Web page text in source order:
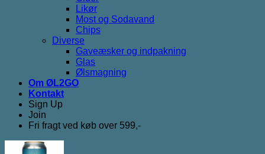
Likør
Most og Sodavand
Chips
Diverse
Gaveæsker og indpakning
Glas
Ølsmagning
Om ØL2GO
Kontakt
Sign Up
Join
Fri fragt ved køb over 599,-